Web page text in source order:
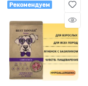
Рекомендуем